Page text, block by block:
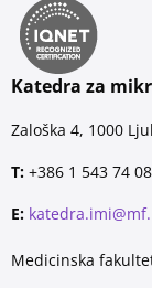
Katedra za
Zaloška 4, 1000
T: +386 1 543 74 08
E:
Medicinska